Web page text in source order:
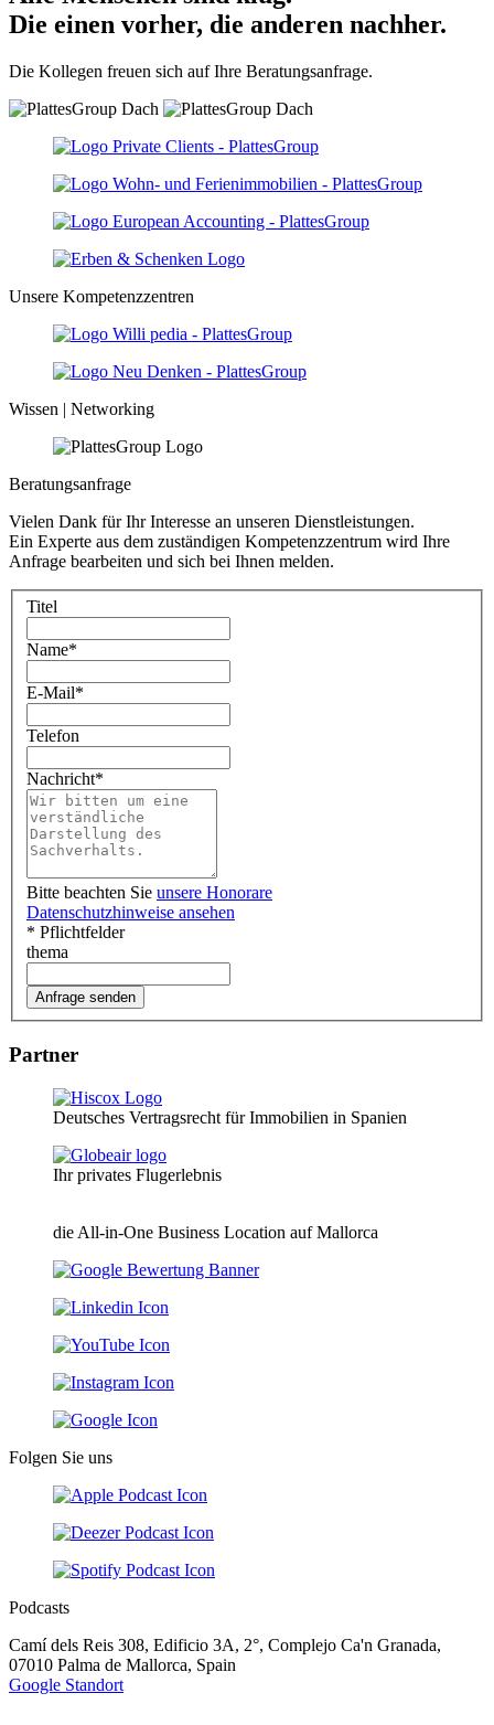
Die einen vorher, die anderen nachher.
Die Kollegen freuen sich auf Ihre Beratungsanfrage.
Unsere Kompetenzzentren
Wissen | Networking
Beratungsanfrage
Vielen Dank für Ihr Interesse an unseren Dienstleistungen.
Ein Experte aus dem zuständigen Kompetenzzentrum wird Ihre
Anfrage bearbeiten und sich bei Ihnen melden.
Titel
Name*
E-Mail*
Telefon
Nachricht*
Bitte beachten Sie unsere Honorare
Datenschutzhinweise ansehen
* Pflichtfelder
thema
Partner
Deutsches Vertragsrecht für Immobilien in Spanien
Ihr privates Flugerlebnis
die All-in-One Business Location auf Mallorca
Folgen Sie uns
Podcasts
Camí dels Reis 308, Edificio 3A, 2°, Complejo Ca'n Granada,
07010 Palma de Mallorca, Spain
Google Standort